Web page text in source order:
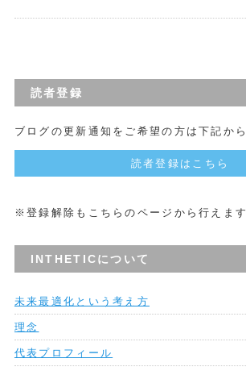
読者登録
ブログの更新通知をご希望の方は下記か
読者登録はこちら
※登録解除もこちらのページから行えます
INTHETICについて
未来最適化という考え方
理念
代表プロフィール